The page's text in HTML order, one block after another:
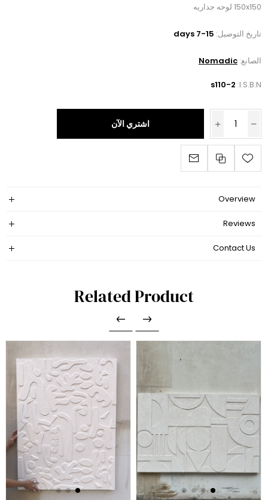
150x150 لوحه جداريه
تاريخ التوصيل: 7-15 days
الصانع: Nomadic
I.S.B.N:
s110-2
اشتري الآن
Overview
Reviews
Contact Us
Related Product